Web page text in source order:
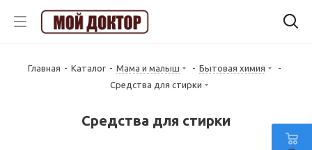
Главная - Каталог - Мама и малыш - Бытовая химия
-
Средства для стирки
Средства для стирки